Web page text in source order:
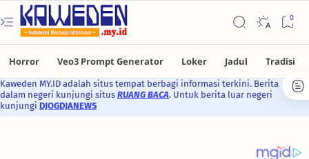
Kaweden MY.ID adalah situs tempat berbagi informasi terkini. Berita
dalam negeri kunjungi situs RUANG BACA. Untuk berita luar negeri
kunjungi DJOGDJANEWS